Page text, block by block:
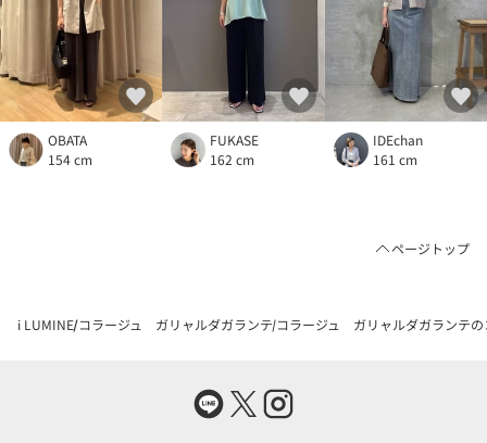
OBATA
154 cm
FUKASE
162 cm
IDEchan
161 cm
ページトップ
i LUMINE コラージュ ガリャルダガランテ コラージュ ガリャルダガランテ